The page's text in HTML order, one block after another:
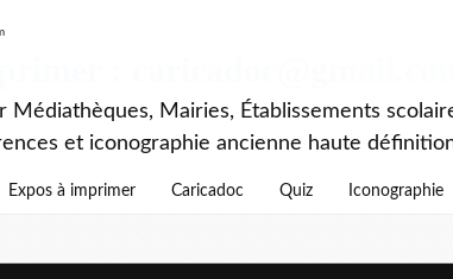
Médiathèques, Mairies, Établissements
et iconographie ancienne haute
Expos à imprimer Caricadoc Quiz Iconographie